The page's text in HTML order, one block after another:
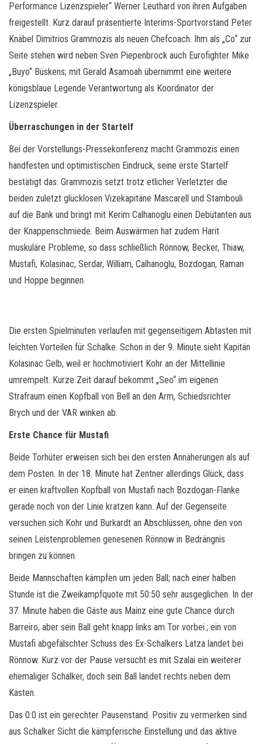
Performance Lizenzspieler“ Werner Leuthard von ihren Aufgaben
freigestellt. Kurz darauf präsentierte Interims-Sportvorstand Peter
Knäbel Dimitrios Grammozis als neuen Chefcoach. Ihm als „Co“ zur
Seite stehen wird neben Sven Piepenbrock auch Eurofighter Mike
„Buyo“ Büskens; mit Gerald Asamoah übernimmt eine weitere
königsblaue Legende Verantwortung als Koordinator der
Lizenzspieler.
Überraschungen in der Startelf
Bei der Vorstellungs-Pressekonferenz macht Grammozis einen
handfesten und optimistischen Eindruck, seine erste Startelf
bestätigt das: Grammozis setzt trotz etlicher Verletzter die
beiden zuletzt glücklosen Vizekapitäne Mascarell und Stambouli
auf die Bank und bringt mit Kerim Calhanoglu einen Debütanten aus
der Knappenschmiede. Beim Auswärmen hat zudem Harit
muskuläre Probleme, so dass schließlich Rönnow, Becker, Thiaw,
Mustafi, Kolasinac, Serdar, William, Calhanoglu, Bozdogan, Raman
und Hoppe beginnen.
Die ersten Spielminuten verlaufen mit gegenseitigem Abtasten mit
leichten Vorteilen für Schalke. Schon in der 9. Minute sieht Kapitän
Kolasinac Gelb, weil er hochmotiviert Kohr an der Mittellinie
umrempelt. Kurze Zeit darauf bekommt „Seo“ im eigenen
Strafraum einen Kopfball von Bell an den Arm, Schiedsrichter
Brych und der VAR winken ab.
Erste Chance für Mustafi
Beide Torhüter erweisen sich bei den ersten Annäherungen als auf
dem Posten. In der 18. Minute hat Zentner allerdings Glück, dass
er einen kraftvollen Kopfball von Mustafi nach Bozdogan-Flanke
gerade noch von der Linie kratzen kann. Auf der Gegenseite
versuchen sich Kohr und Burkardt an Abschlüssen, ohne den von
seinen Leistenproblemen genesenen Rönnow in Bedrängnis
bringen zu können.
Beide Mannschaften kämpfen um jeden Ball; nach einer halben
Stunde ist die Zweikampfquote mit 50:50 sehr ausgeglichen. In der
37. Minute haben die Gäste aus Mainz eine gute Chance durch
Barreiro, aber sein Ball geht knapp links am Tor vorbei.; ein von
Mustafi abgefälschter Schuss des Ex-Schalkers Latza landet bei
Rönnow. Kurz vor der Pause versucht es mit Szalai ein weiterer
ehemaliger Schalker, doch sein Ball landet rechts neben dem
Kasten.
Das 0:0 ist ein gerechter Pausenstand. Positiv zu vermerken sind
aus Schalker Sicht die kämpferische Einstellung und das aktive